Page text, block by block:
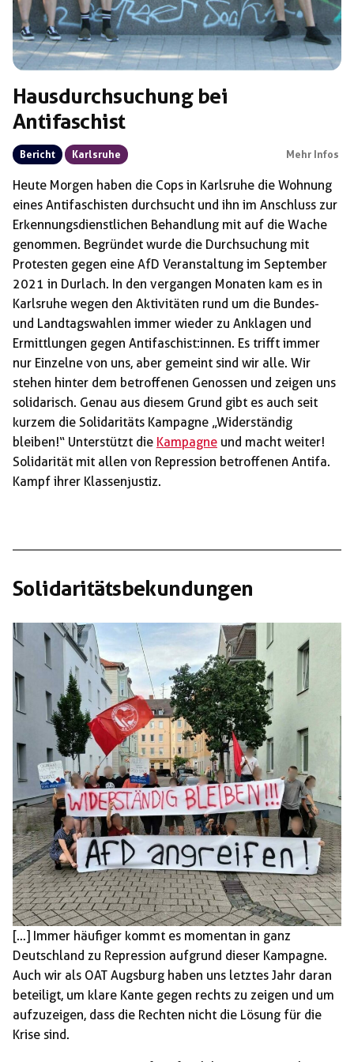
Hausdurchsuchung bei
Antifaschist
Bericht Karlsruhe Mehr Infos
Heute Morgen haben die Cops in Karlsruhe die Wohnung
eines Antifaschisten durchsucht und ihn im Anschluss zur
Erkennungsdienstlichen Behandlung mit auf die Wache
genommen. Begründet wurde die Durchsuchung mit
Protesten gegen eine AfD Veranstaltung im September
2021 in Durlach. In den vergangen Monaten kam es in
Karlsruhe wegen den Aktivitäten rund um die Bundes-
und Landtagswahlen immer wieder zu Anklagen und
Ermittlungen gegen Antifaschist:innen. Es trifft immer
nur Einzelne von uns, aber gemeint sind wir alle. Wir
stehen hinter dem betroffenen Genossen und zeigen uns
solidarisch. Genau aus diesem Grund gibt es auch seit
kurzem die Solidaritäts Kampagne „Widerständig
bleiben!“ Unterstützt die Kampagne und macht weiter!
Solidarität mit allen von Repression betroffenen Antifa.
Kampf ihrer Klassenjustiz.
Solidaritätsbekundungen
[…] Immer häufiger kommt es momentan in ganz
Deutschland zu Repression aufgrund dieser Kampagne.
Auch wir als OAT Augsburg haben uns letztes Jahr daran
beteiligt, um klare Kante gegen rechts zu zeigen und um
aufzuzeigen, dass die Rechten nicht die Lösung für die
Krise sind.